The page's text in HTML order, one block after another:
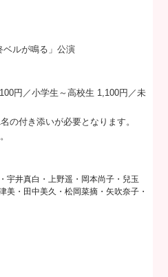
ベルが鳴る」公演
円／小学生～高校生 1,100円／未
の付き添いが必要となります。
宇井真白・上野遥・岡本尚子・兒玉
美・田中美久・松岡菜摘・矢吹奈子・